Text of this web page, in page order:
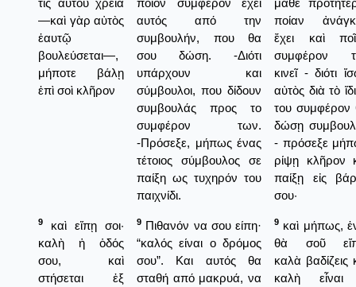
τίς αὐτοῦ χρεία
—καὶ γὰρ αὐτὸς
ἑαυτῷ
βουλεύσεται—,
μήποτε βάλῃ
ἐπὶ σοὶ κλῆρον
ποίον συμφέρον έχει
αυτός από την
συμβουλήν, που θα
σου δώση. -Διότι
υπάρχουν και
σύμβουλοι, που δίδουν
συμβουλάς προς το
συμφέρον των.
-Πρόσεξε, μήπως ένας
τέτοιος σύμβουλος σε
παίξη ως τυχηρόν του
παιχνίδι.
μάθε
ποίαν
ἔχει καὶ
συμφέρον
κινεῖ - διότι
αὐτὸς διὰ τὸ
του συμφέρον
δώσῃ
- πρόσεξε
ρίψῃ κλῆρον
παίξῃ εἰς
σου·
9
καὶ εἴπῃ σοι·
καλὴ ἡ ὁδός
σου, καὶ
στήσεται ἐξ
9 Πιθανόν να σου είπη·
“καλός είναι ο δρόμος
σου”. Και αυτός θα
σταθή από μακρυά, να
9 καὶ μήπως,
θὰ σοῦ
καλὰ βαδίζεις
καλὴ